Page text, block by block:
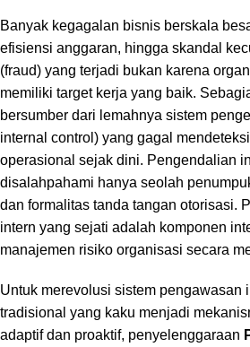
Banyak kegagalan bisnis berskala
efisiensi anggaran, hingga skandal
(fraud) yang terjadi bukan karena
memiliki target kerja yang baik.
bersumber dari lemahnya sistem
internal control ) yang gagal
operasional sejak dini. Pengendalian
disalahpahami hanya seolah
dan formalitas tanda tangan otorisasi.
intern yang sejati adalah komponen
manajemen risiko organisasi secara
Untuk merevolusi sistem pengawasan
tradisional yang kaku menjadi
adaptif dan proaktif, penyelenggaraan